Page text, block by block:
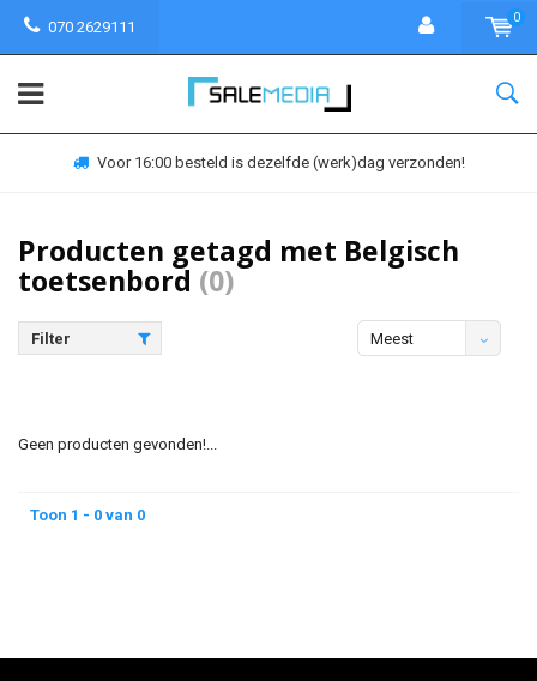
070 2629111
0
Voor 16:00 besteld is dezelfde (werk)dag verzonden!
Producten getagd met Belgisch
toetsenbord (0)
Filter
Meest
Geen producten gevonden!...
Toon 1 - 0 van 0